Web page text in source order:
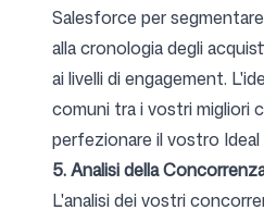
Salesforce per
alla cronologia degli
ai livelli di engagement.
comuni tra i vostri migliori
perfezionare il vostro
5. Analisi della
L'analisi dei vostri